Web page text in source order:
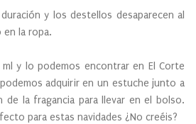
y los destellos desaparecen al
en la ropa.
y lo podemos encontrar en El Corte
adquirir en un estuche junto a
la fragancia para llevar en el bolso.
para estas navidades ¿No creéis?